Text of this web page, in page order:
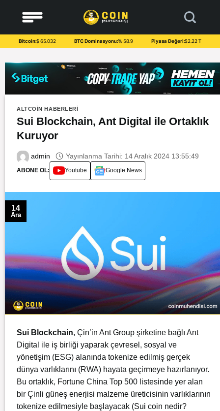
content
Bitcoin:$ 65.032 BTC Dominasyonu:% 58.9 Piyasa Değeri:$2.22 T
ALTCOIN HABERLERI
Sui Blockchain, Ant Digital ile Ortaklık
Kuruyor
admin Yayınlanma Tarihi: 14 Aralık 2024 13:55:49
ABONE OL: Youtube Google News
14
Ara
Sui Blockchain, Çin’in Ant Group şirketine bağlı Ant
Digital ile iş birliği yaparak çevresel, sosyal ve
yönetişim (ESG) alanında tokenize edilmiş gerçek
dünya varlıklarını (RWA) hayata geçirmeye hazırlanıyor.
Bu ortaklık, Fortune China Top 500 listesinde yer alan
bir Çinli güneş enerjisi malzeme üreticisinin varlıklarının
tokenize edilmesiyle başlayacak (Sui coin nedir?